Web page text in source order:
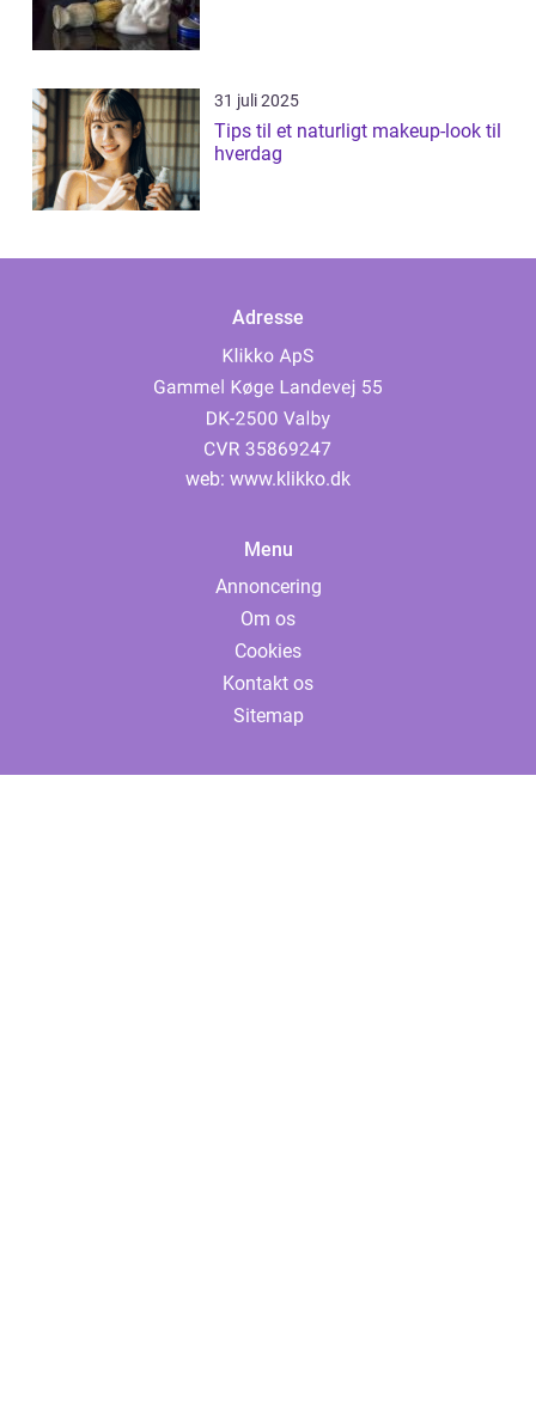
31 juli 2025
Tips til et naturligt makeup-look til
hverdag
Adresse
web: www.klikko.dk
Menu
Annoncering
Om os
Cookies
Kontakt os
Sitemap